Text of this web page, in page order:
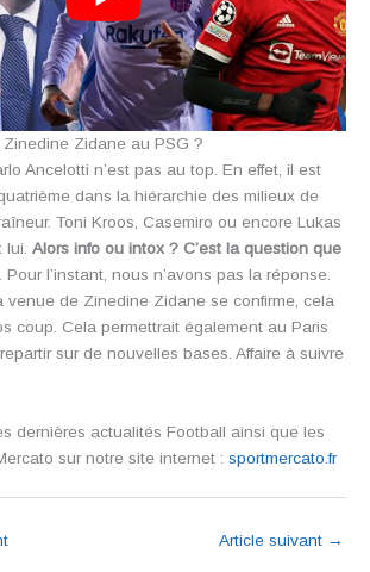
Zinedine Zidane au PSG ?
Ancelotti n’est pas au top. En effet, il est
dans la hiérarchie des milieux de
Toni Kroos, Casemiro ou encore Lukas
lui. Alors info ou intox ? C’est la question que
. Pour l’instant, nous n’avons pas la réponse.
venue de Zinedine Zidane se confirme, cela
coup. Cela permettrait également au Paris
sur de nouvelles bases. Affaire à suivre
dernières actualités Football ainsi que les
sur notre site internet : sportmercato.fr
Article suivant →